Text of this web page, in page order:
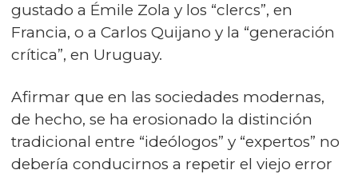
gustado a Émile Zola y los “clercs”, en
Francia, o a Carlos Quijano y la “generación
crítica”, en Uruguay.
Afirmar que en las sociedades modernas,
de hecho, se ha erosionado la distinción
tradicional entre “ideólogos” y “expertos” no
debería conducirnos a repetir el viejo error